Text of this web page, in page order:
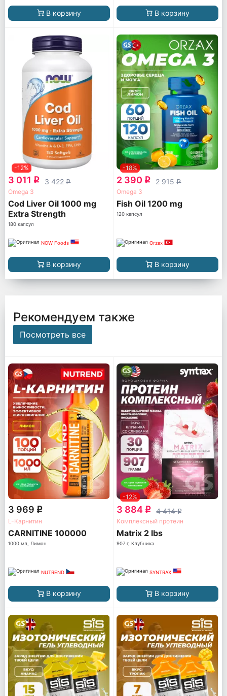
В корзину В корзину
-12%
3 011 q 3 422q
Omega 3
Cod Liver Oil 1000 mg
Extra Strength
180 капсул
NOW Foods
В корзину
-18%
2 390 q 2 915q
Omega 3
Fish Oil 1200 mg
120 капсул
Orzax
В корзину
Рекомендуем также
Посмотреть все
3 969 q
L-Карнитин
CARNITINE 100000
1000 мл, Лимон
NUTREND
В корзину
-12%
3 884 q 4 414q
Комплексный протеин
Matrix 2 lbs
907 г, Клубника
SYNTRAX
В корзину